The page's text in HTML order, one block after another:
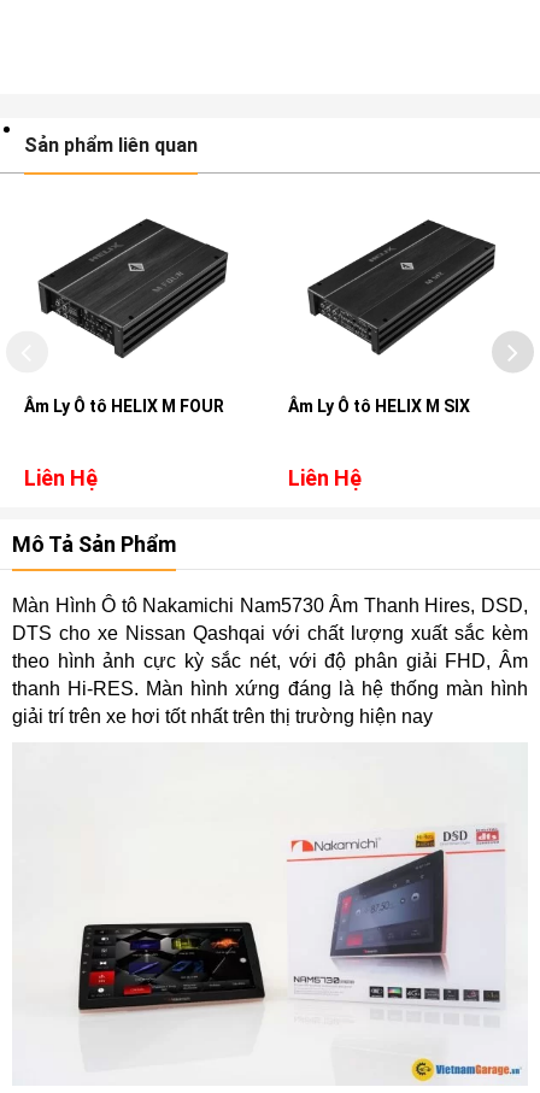
Sản phẩm liên quan
Âm Ly Ô tô HELIX M FOUR
Liên Hệ
Âm Ly Ô tô HELIX M SIX
Liên Hệ
Mô Tả Sản Phẩm
Màn Hình Ô tô Nakamichi Nam5730 Âm Thanh Hires, DSD,
DTS cho xe Nissan Qashqai với chất lượng xuất sắc kèm
theo hình ảnh cực kỳ sắc nét, với độ phân giải FHD, Âm
thanh Hi-RES. Màn hình xứng đáng là hệ thống màn hình
giải trí trên xe hơi tốt nhất trên thị trường hiện nay